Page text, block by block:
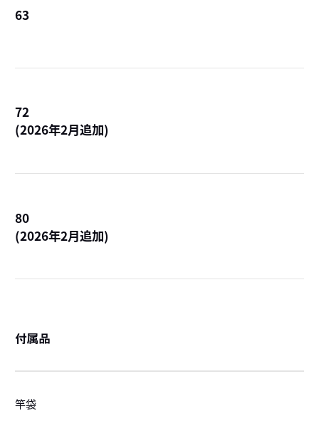
63
72
(2026年2月追加)
80
(2026年2月追加)
付属品
竿袋